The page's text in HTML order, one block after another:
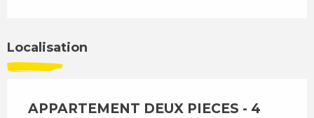
Localisation
APPARTEMENT DEUX PIECES - 4